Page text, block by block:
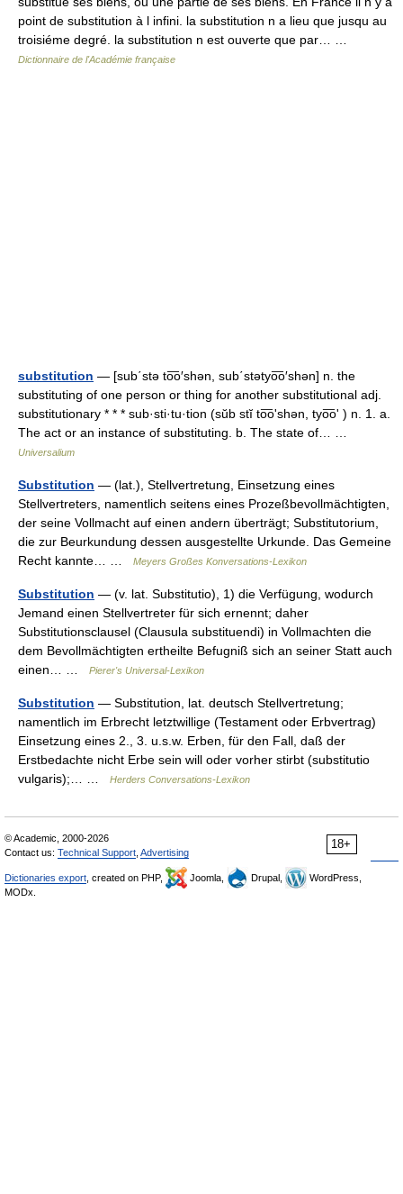
point de substitution à l infini. la substitution n a lieu que jusqu au
troisiéme degré. la substitution n est ouverte que par… …
Dictionnaire de l'Académie française
substitution — [sub΄stə to͞o′shən, sub΄stətyo͞o′shən] n. the
substituting of one person or thing for another substitutional adj.
substitutionary * * * sub·sti·tu·tion (sŭb stĭ to͞oʹshən, tyo͞oʹ ) n. 1. a.
The act or an instance of substituting. b. The state of… …
Universalium
Substitution — (lat.), Stellvertretung, Einsetzung eines
Stellvertreters, namentlich seitens eines Prozeßbevollmächtigten,
der seine Vollmacht auf einen andern überträgt; Substitutorium,
die zur Beurkundung dessen ausgestellte Urkunde. Das Gemeine
Recht kannte… …
Meyers Großes Konversations-Lexikon
Substitution — (v. lat. Substitutio), 1) die Verfügung, wodurch
Jemand einen Stellvertreter für sich ernennt; daher
Substitutionsclausel (Clausula substituendi) in Vollmachten die
dem Bevollmächtigten ertheilte Befugniß sich an seiner Statt auch
einen… …
Pierer's Universal-Lexikon
Substitution — Substitution, lat. deutsch Stellvertretung;
namentlich im Erbrecht letztwillige (Testament oder Erbvertrag)
Einsetzung eines 2., 3. u.s.w. Erben, für den Fall, daß der
Erstbedachte nicht Erbe sein will oder vorher stirbt (substitutio
vulgaris);… …
Herders Conversations-Lexikon
18+
© Academic, 2000-2026
Contact us: Technical Support Advertising
Dictionaries export , created on PHP, Joomla, Drupal,
WordPress,
MODx.